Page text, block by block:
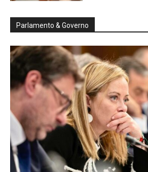
Parlamento & Governo